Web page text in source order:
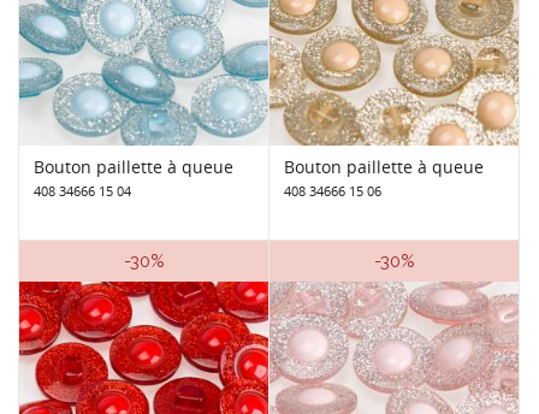
Bouton paillette à queue
408 34666 15 04
Bouton paillette à queue
408 34666 15 06
-30% -30%